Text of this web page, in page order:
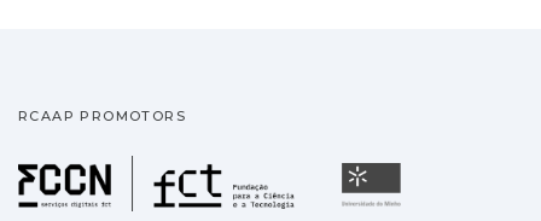
RCAAP PROMOTORS
Fundação para a